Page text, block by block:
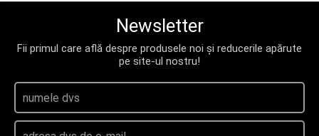
Newsletter
Fii primul care află despre produsele noi și reducerile apărute
pe site-ul nostru!